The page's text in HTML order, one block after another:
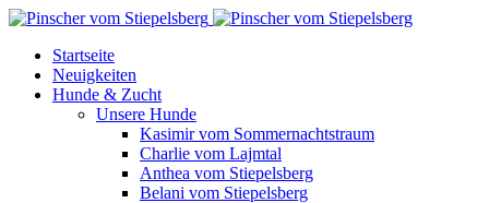
Startseite
Neuigkeiten
Hunde & Zucht
Unsere Hunde
Kasimir vom Sommernachtstraum
Charlie vom Lajmtal
Anthea vom Stiepelsberg
Belani vom Stiepelsberg